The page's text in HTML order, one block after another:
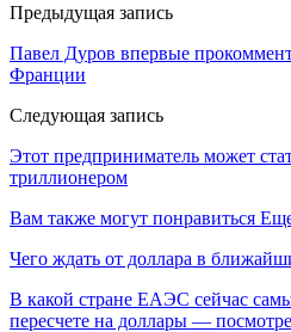
Предыдущая запись
Павел Дуров впервые
Франции
Следующая запись
Этот предприниматель может
триллионером
Вам также могут понравиться
Чего ждать от доллара в
В какой стране ЕАЭС сейчас
пересчете на доллары —